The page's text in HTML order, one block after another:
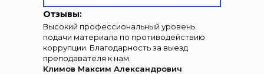
Отзывы:
Высокий профессиональный уровень
подачи материала по противодействию
коррупции. Благодарность за выезд
преподавателя к нам.
Климов Максим Александрович